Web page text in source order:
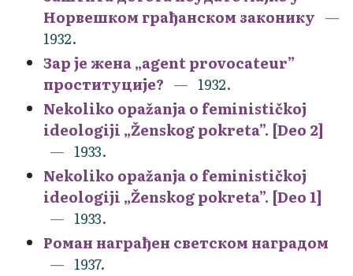
Норвешком грађанском законику
1932.
Зар је жена „agent provocateur”
проституције?
1932.
Nekoliko opažanja o feminističkoj
ideologiji „Ženskog pokreta”. [Deo 2]
1933.
Nekoliko opažanja o feminističkoj
ideologiji „Ženskog pokreta”. [Deo 1]
1933.
Роман награђен светском наградом
1937.